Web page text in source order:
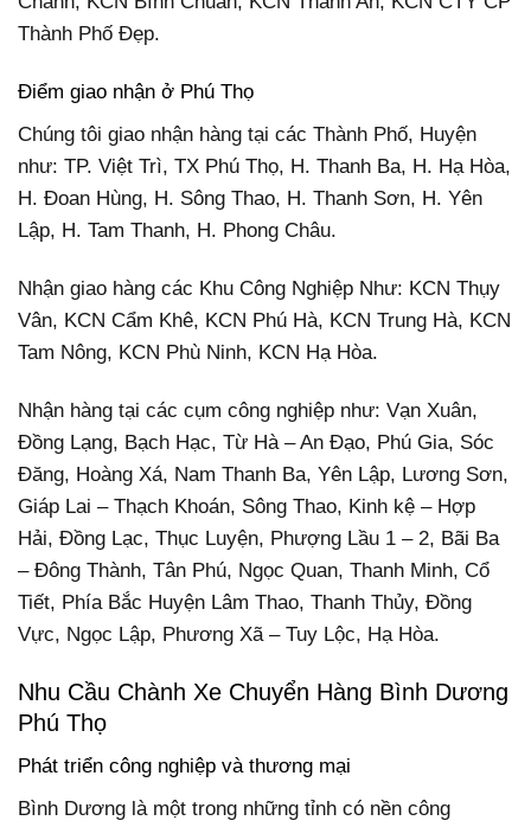
Thành Phố Đẹp.
Điểm giao nhận ở Phú Thọ
Chúng tôi giao nhận hàng tại các Thành Phố, Huyện
như: TP. Việt Trì, TX Phú Thọ, H. Thanh Ba, H. Hạ Hòa,
H. Đoan Hùng, H. Sông Thao, H. Thanh Sơn, H. Yên
Lập, H. Tam Thanh, H. Phong Châu.
Nhận giao hàng các Khu Công Nghiệp Như: KCN Thụy
Vân, KCN Cẩm Khê, KCN Phú Hà, KCN Trung Hà, KCN
Tam Nông, KCN Phù Ninh, KCN Hạ Hòa.
Nhận hàng tại các cụm công nghiệp như: Vạn Xuân,
Đồng Lạng, Bạch Hạc, Từ Hà – An Đạo, Phú Gia, Sóc
Đăng, Hoàng Xá, Nam Thanh Ba, Yên Lập, Lương Sơn,
Giáp Lai – Thạch Khoán, Sông Thao, Kinh kệ – Hợp
Hải, Đồng Lạc, Thục Luyện, Phượng Lầu 1 – 2, Bãi Ba
– Đông Thành, Tân Phú, Ngọc Quan, Thanh Minh, Cổ
Tiết, Phía Bắc Huyện Lâm Thao, Thanh Thủy, Đồng
Vực, Ngọc Lập, Phương Xã – Tuy Lộc, Hạ Hòa.
Nhu Cầu Chành Xe Chuyển Hàng Bình Dương
Phú Thọ
Phát triển công nghiệp và thương mại
Bình Dương là một trong những tỉnh có nền công